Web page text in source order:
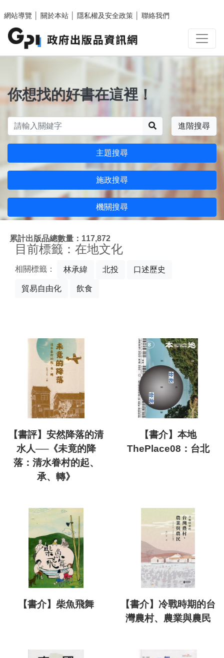
網站導覽
關於本站 隱私權及安全政策 聯絡我們
你想找的好書在這裡！
進階搜尋
主題搜尋
施政搜尋
機關搜尋
累計出版品總數量：117,872
目前標籤：在地文化
相關標籤： 林承緯 北投 口述歷史
貿易自由化 飲食
【書評】安然降落的清
水人──《未竟的降
落：清水眷村的起、
承、轉》
【書介】本地
ThePlace08：台北
【書介】柴魚飛舞
【書介】冷戰時期的台
灣農村、農業與農民